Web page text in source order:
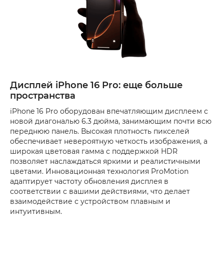
Дисплей iPhone 16 Pro: еще больше
пространства
iPhone 16 Pro оборудован впечатляющим дисплеем с
новой диагональю 6.3 дюйма, занимающим почти всю
переднюю панель. Высокая плотность пикселей
обеспечивает невероятную четкость изображения, а
широкая цветовая гамма с поддержкой HDR
позволяет наслаждаться яркими и реалистичными
цветами. Инновационная технология ProMotion
адаптирует частоту обновления дисплея в
соответствии с вашими действиями, что делает
взаимодействие с устройством плавным и
интуитивным.